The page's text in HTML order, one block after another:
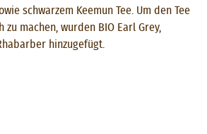
schwarzem Keemun Tee. Um den Tee
machen, wurden BIO Earl Grey,
hinzugefügt.